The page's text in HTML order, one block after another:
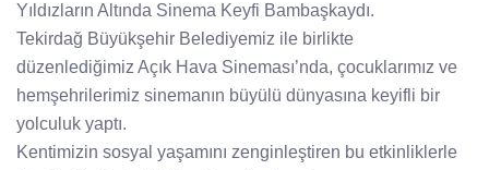
Yıldızların Altında Sinema Keyfi Bambaşkaydı.
Tekirdağ Büyükşehir Belediyemiz ile birlikte
düzenlediğimiz Açık Hava Sineması’nda, çocuklarımız ve
hemşehrilerimiz sinemanın büyülü dünyasına keyifli bir
yolculuk yaptı.
Kentimizin sosyal yaşamını zenginleştiren bu etkinliklerle